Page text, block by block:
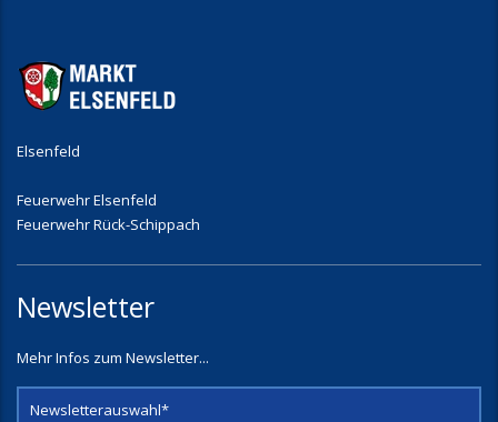
Elsenfeld
Feuerwehr Elsenfeld
Feuerwehr Rück-Schippach
Newsletter
Mehr Infos zum Newsletter...
Newsletterauswahl*